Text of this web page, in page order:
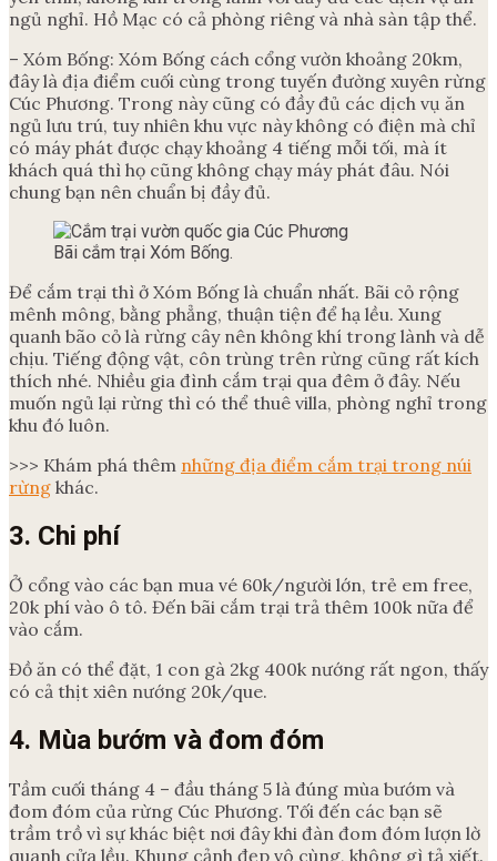
ngủ nghỉ. Hồ Mạc có cả phòng riêng và nhà sàn tập thể.
– Xóm Bống: Xóm Bống cách cổng vườn khoảng 20km,
đây là địa điểm cuối cùng trong tuyến đường xuyên rừng
Cúc Phương. Trong này cũng có đầy đủ các dịch vụ ăn
ngủ lưu trú, tuy nhiên khu vực này không có điện mà chỉ
có máy phát được chạy khoảng 4 tiếng mỗi tối, mà ít
khách quá thì họ cũng không chạy máy phát đâu. Nói
chung bạn nên chuẩn bị đầy đủ.
Bãi cắm trại Xóm Bống.
Để cắm trại thì ở Xóm Bống là chuẩn nhất. Bãi cỏ rộng
mênh mông, bằng phẳng, thuận tiện để hạ lều. Xung
quanh bão cỏ là rừng cây nên không khí trong lành và dễ
chịu. Tiếng động vật, côn trùng trên rừng cũng rất kích
thích nhé. Nhiều gia đình cắm trại qua đêm ở đây. Nếu
muốn ngủ lại rừng thì có thể thuê villa, phòng nghỉ trong
khu đó luôn.
>>> Khám phá thêm những địa điểm cắm trại trong núi
rừng khác.
3. Chi phí
Ở cổng vào các bạn mua vé 60k/người lớn, trẻ em free,
20k phí vào ô tô. Đến bãi cắm trại trả thêm 100k nữa để
vào cắm.
Đồ ăn có thể đặt, 1 con gà 2kg 400k nướng rất ngon, thấy
có cả thịt xiên nướng 20k/que.
4. Mùa bướm và đom đóm
Tầm cuối tháng 4 – đầu tháng 5 là đúng mùa bướm và
đom đóm của rừng Cúc Phương. Tối đến các bạn sẽ
trầm trồ vì sự khác biệt nơi đây khi đàn đom đóm lượn lờ
quanh cửa lều. Khung cảnh đẹp vô cùng, không gì tả xiết.